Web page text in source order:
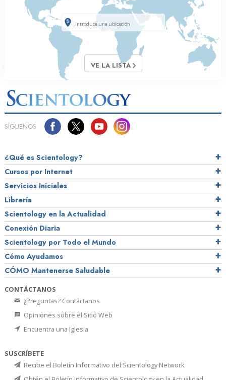
VE LA LISTA
SÍGUENOS
¿Qué es Scientology?
Cursos por Internet
Servicios Iniciales
Librería
Scientology en la Actualidad
Conexión Diaria
Scientology por Todo el Mundo
Cómo Ayudamos
CÓMO Mantenerse Saludable
CONTÁCTANOS
¿Preguntas? Contáctanos
Opiniones sobre el Sitio Web
Encuentra una Iglesia
SUSCRÍBETE
Recibe el Boletín Informativo del Scientology Network